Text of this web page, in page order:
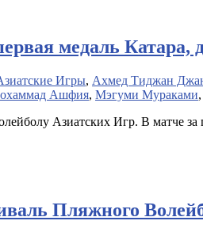
медаль Катара,
Игры, Ахмед Тиджан
Ашфия, Мэгуми Мураками,
Азиатских Игр. В матче
Пляжного